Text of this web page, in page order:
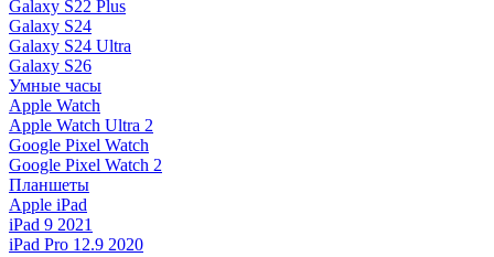
Galaxy S22 Plus
Galaxy S24
Galaxy S24 Ultra
Galaxy S26
Умные часы
Apple Watch
Apple Watch Ultra 2
Google Pixel Watch
Google Pixel Watch 2
Планшеты
Apple iPad
iPad 9 2021
iPad Pro 12.9 2020